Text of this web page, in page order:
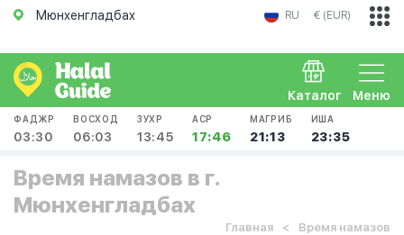
Мюнхенгладбах RU € (EUR)
Меню
Каталог
ФАДЖР
03:30
ВОСХОД
06:03
ЗУХР
13:45
АСР
17:46
МАГРИБ
21:13
ИША
23:35
Время намазов в г.
Мюнхенгладбах
Главная Время намазов